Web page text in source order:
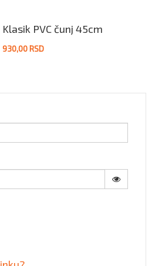
Klasik PVC čunj 45cm
930,00 RSD
Prikaži